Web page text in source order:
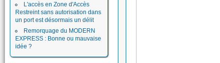
L'accès en Zone d'Accès
Restreint sans autorisation dans
un port est désormais un délit
Remorquage du MODERN
EXPRESS : Bonne ou mauvaise
idée ?